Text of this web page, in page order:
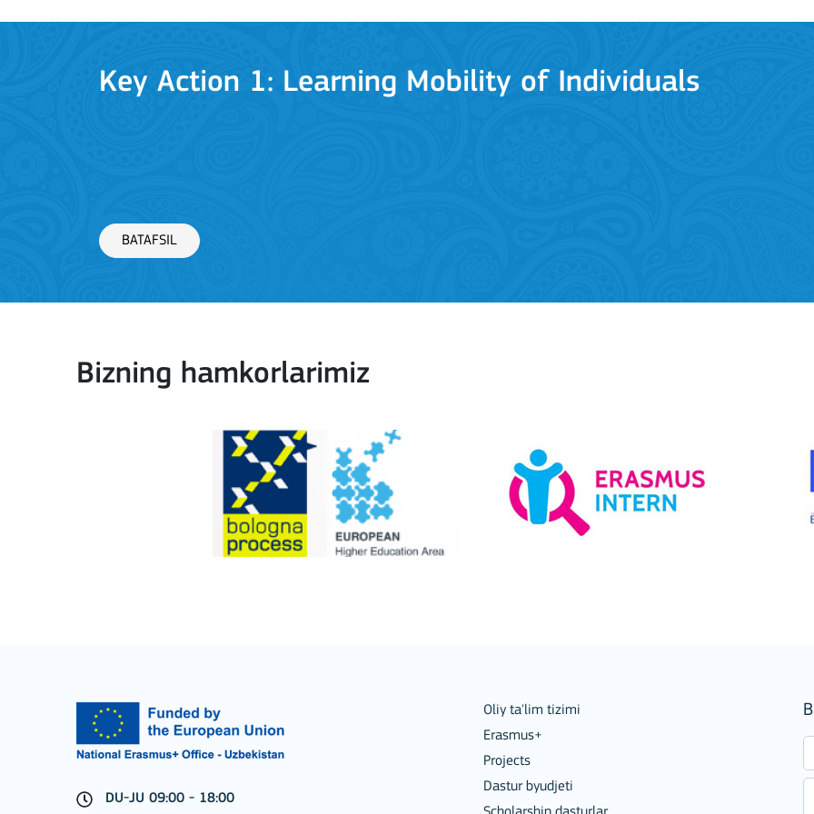
Key Action 1: Learning Mobility of Individuals
BATAFSIL
Key Action 2: Cooperation among organisations and
Jean Monnet Actions
BATAFSIL
Bizning hamkorlarimiz
DU-JU 09:00 - 18:00
Oliy ta'lim tizimi
Erasmus+
Projects
Dastur byudjeti